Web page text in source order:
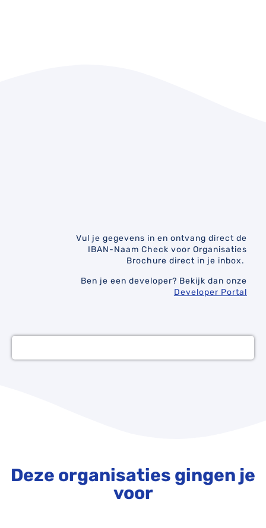
Vul je gegevens in en ontvang direct de
IBAN-Naam Check voor Organisaties
Brochure direct in je inbox.
Ben je een developer? Bekijk dan onze
Developer Portal
Deze organisaties gingen je
voor